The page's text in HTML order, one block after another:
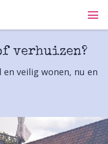
verhuizen?
veilig wonen, nu en